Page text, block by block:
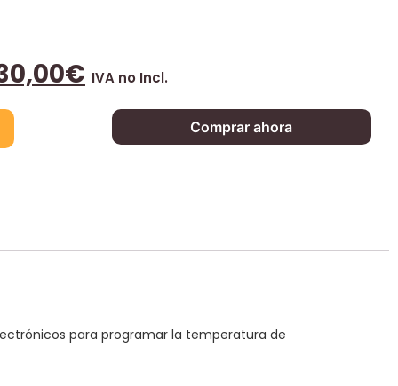
€ IVA no Incl.
Comprar ahora
para programar la temperatura de